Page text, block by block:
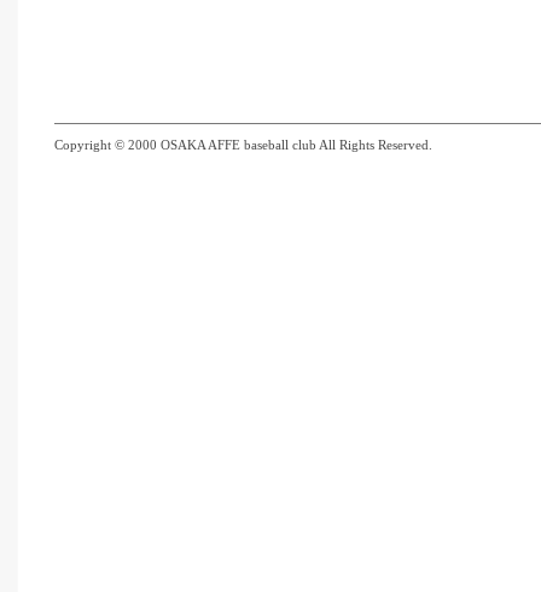
Copyright © 2000 OSAKA AFFE baseball club All Rights Reserved.